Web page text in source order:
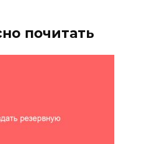
почитать